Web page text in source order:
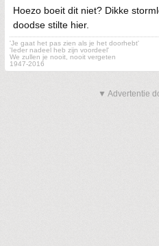
Hoezo boeit dit niet? Dikke
doodse stilte hier.
'Je gaat het pas zien als je het doorhebt'
'Ieder nadeel heb zijn voordeel'
We zullen je nooit, nooit vergeten
1947-2016
▼ Advertentie